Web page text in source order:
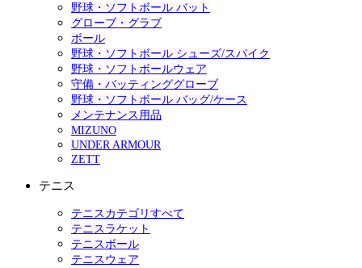
野球・ソフトボール バット
グローブ・グラブ
ボール
野球・ソフトボール シューズ/スパイク
野球・ソフトボールウェア
守備・バッティンググローブ
野球・ソフトボール バッグ/ケース
メンテナンス用品
MIZUNO
UNDER ARMOUR
ZETT
テニス
テニスカテゴリすべて
テニスラケット
テニスボール
テニスウェア